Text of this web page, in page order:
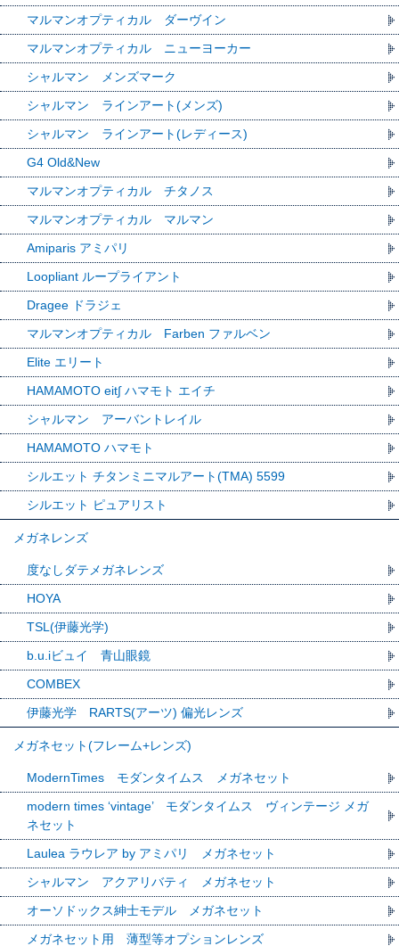
マルマンオプティカル ダーヴイン
マルマンオプティカル ニューヨーカー
シャルマン メンズマーク
シャルマン ラインアート(メンズ)
シャルマン ラインアート(レディース)
G4 Old&New
マルマンオプティカル チタノス
マルマンオプティカル マルマン
Amiparis アミパリ
Loopliant ループライアント
Dragee ドラジェ
マルマンオプティカル Farben ファルベン
Elite エリート
HAMAMOTO eit∫ ハマモト エイチ
シャルマン アーバントレイル
HAMAMOTO ハマモト
シルエット チタンミニマルアート(TMA) 5599
シルエット ピュアリスト
メガネレンズ
度なしダテメガネレンズ
HOYA
TSL(伊藤光学)
b.u.iビュイ 青山眼鏡
COMBEX
伊藤光学 RARTS(アーツ) 偏光レンズ
メガネセット(フレーム+レンズ)
ModernTimes モダンタイムス メガネセット
modern times ‘vintage’ モダンタイムス ヴィンテージ メガ
ネセット
Laulea ラウレア by アミパリ メガネセット
シャルマン アクアリバティ メガネセット
オーソドックス紳士モデル メガネセット
メガネセット用 薄型等オプションレンズ